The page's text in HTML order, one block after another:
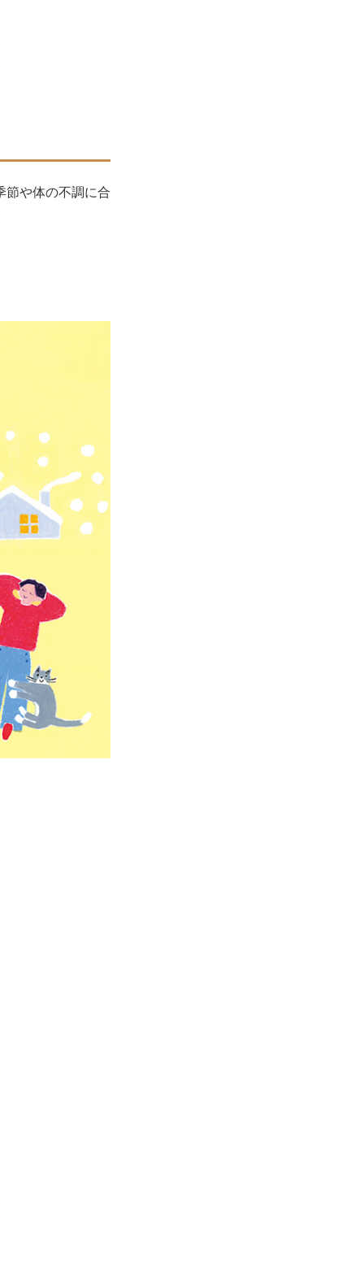
節や体の不調に合